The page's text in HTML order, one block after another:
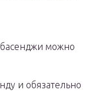
можно
и обязательно